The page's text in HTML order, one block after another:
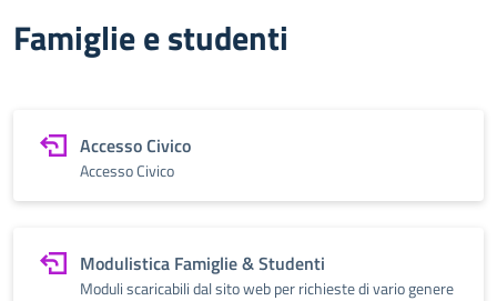
Famiglie e studenti
Accesso Civico
Accesso Civico
Modulistica Famiglie & Studenti
Moduli scaricabili dal sito web per richieste di vario genere